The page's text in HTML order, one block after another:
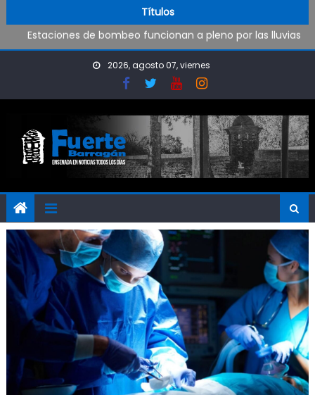
Títulos
Estaciones de bombeo funcionan a pleno por las lluvias
Visita al Destacamento de Bomberos de Punta Lara
OPINIÓN: ¿Hasta cuándo vamos a soportar todo esto?
2026, agosto 07, viernes